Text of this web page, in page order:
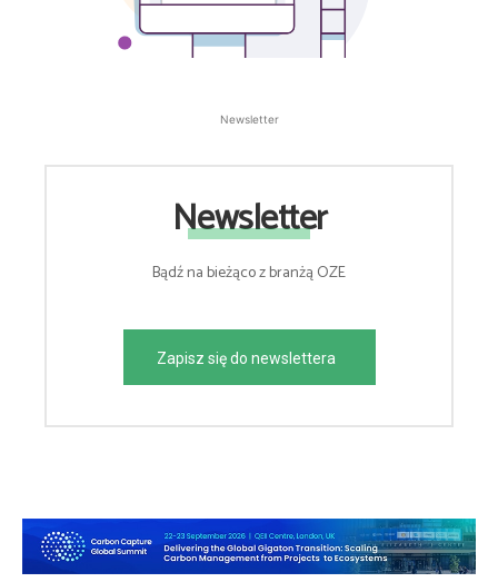
Newsletter
Newsletter
Bądź na bieżąco z branżą OZE
Zapisz się do newslettera